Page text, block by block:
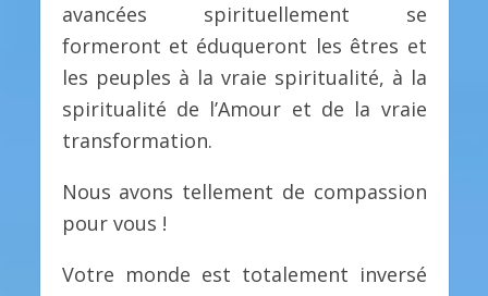
avancées spirituellement se
formeront et éduqueront les êtres et
les peuples à la vraie spiritualité, à la
spiritualité de l’Amour et de la vraie
transformation.
Nous avons tellement de compassion
pour vous !
Votre monde est totalement inversé